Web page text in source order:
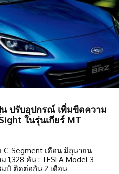
น ปรับอุปกรณ์ เพิ่มขีดความ
ในรุ่นเกียร์ MT
C-Segment เดือน มิถุนายน
1,328 คัน : TESLA Model 3
ป์ ติดต่อกัน 2 เดือน